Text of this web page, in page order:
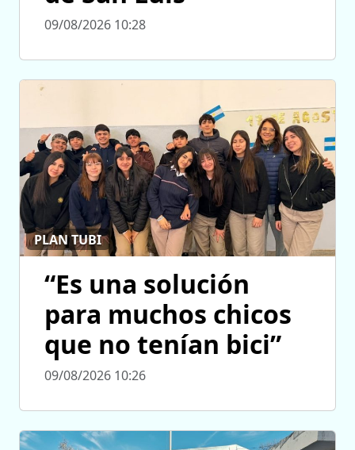
09/08/2026 10:28
PLAN TUBI
“Es una solución
para muchos chicos
que no tenían bici”
09/08/2026 10:26